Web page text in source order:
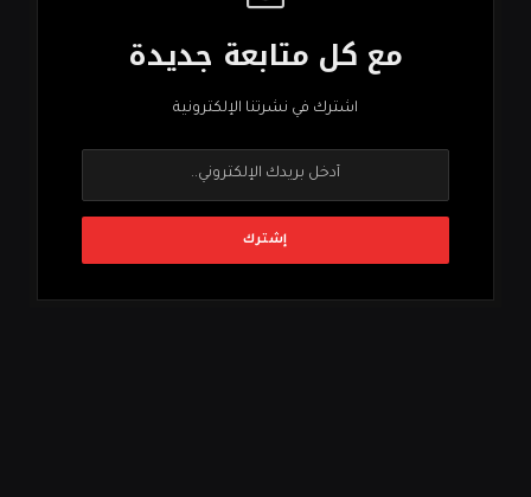
مع كل متابعة جديدة
اشترك في نشرتنا الإلكترونية